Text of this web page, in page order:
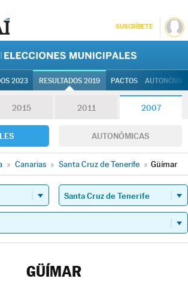
SUSCRÍBETE
2023 RESULTADOS 2019 PACTOS
2015 2011 2007
AUTONÓMICAS
» Canarias » Santa Cruz de Tenerife » Güímar
GÜÍMAR